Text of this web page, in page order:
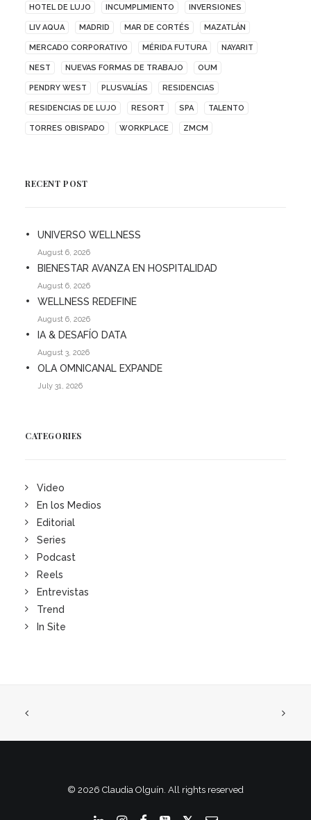
HOTEL DE LUJO INCUMPLIMIENTO INVERSIONES
LIV AQUA MADRID MAR DE CORTÉS MAZATLÁN
MERCADO CORPORATIVO MÉRIDA FUTURA NAYARIT
NEST NUEVAS FORMAS DE TRABAJO OUM
PENDRY WEST PLUSVALÍAS RESIDENCIAS
RESIDENCIAS DE LUJO RESORT SPA TALENTO
TORRES OBISPADO WORKPLACE ZMCM
RECENT POST
UNIVERSO WELLNESS
August 6, 2026
BIENESTAR AVANZA EN HOSPITALIDAD
August 6, 2026
WELLNESS REDEFINE
August 6, 2026
IA & DESAFÍO DATA
August 3, 2026
OLA OMNICANAL EXPANDE
July 31, 2026
CATEGORIES
Video
En los Medios
Editorial
Series
Podcast
Reels
Entrevistas
Trend
In Site
© 2026 Claudia Olguín. All rights reserved